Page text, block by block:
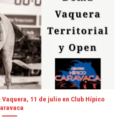
11 de julio en Club Hípico